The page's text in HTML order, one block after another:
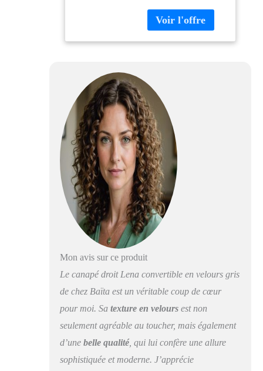
assise : 25kg/m3
Coussins déhoussables
Mon avis sur ce produit
Le canapé droit Lena convertible en velours gris
de chez Baïta est un véritable coup de cœur
pour moi. Sa texture en veloursest non
seulement agréable au toucher, mais également
d’une belle qualité, qui lui confère une allure
sophistiquée et moderne. J’apprécie